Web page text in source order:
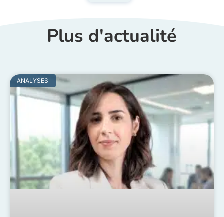
Plus d'actualité
ANALYSES